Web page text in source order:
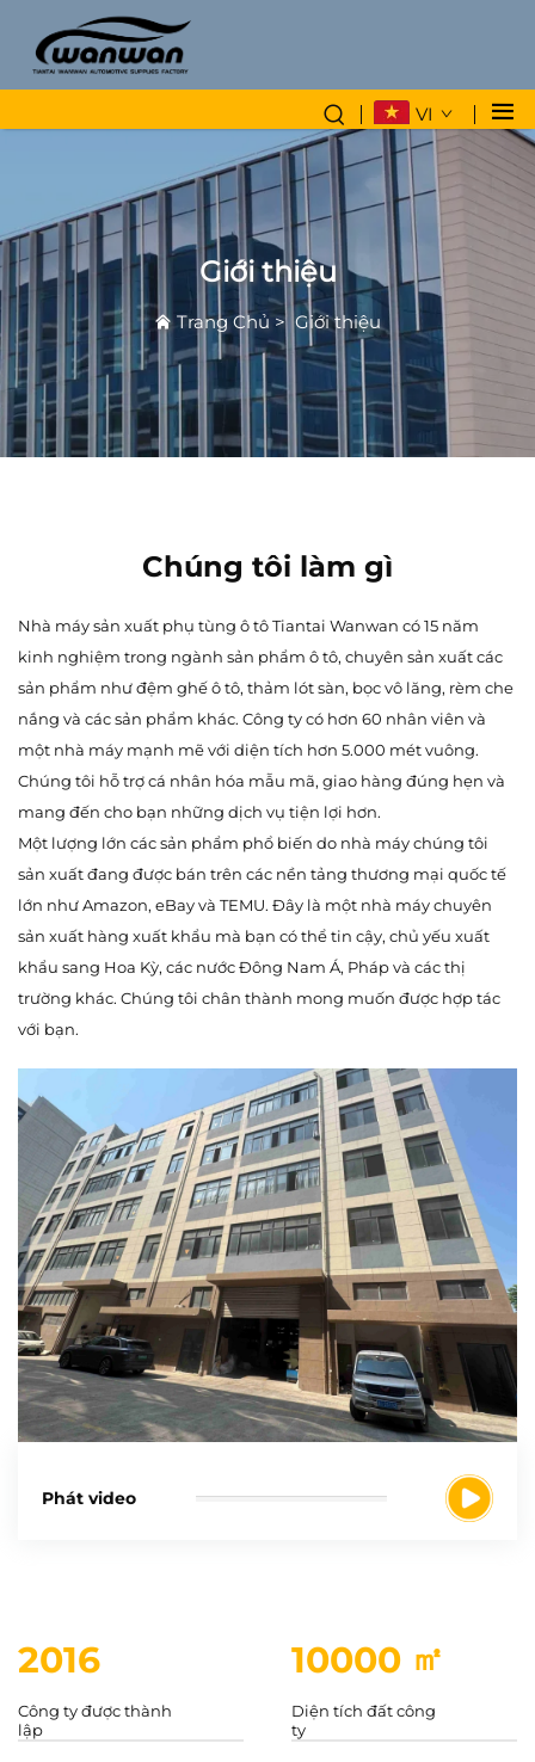
VI
Giới thiệu
Trang Chủ > Giới thiệu
Chúng tôi làm gì
Nhà máy sản xuất phụ tùng ô tô Tiantai Wanwan có 15 năm
kinh nghiệm trong ngành sản phẩm ô tô, chuyên sản xuất các
sản phẩm như đệm ghế ô tô, thảm lót sàn, bọc vô lăng, rèm che
nắng và các sản phẩm khác. Công ty có hơn 60 nhân viên và
một nhà máy mạnh mẽ với diện tích hơn 5.000 mét vuông.
Chúng tôi hỗ trợ cá nhân hóa mẫu mã, giao hàng đúng hẹn và
mang đến cho bạn những dịch vụ tiện lợi hơn.
Một lượng lớn các sản phẩm phổ biến do nhà máy chúng tôi
sản xuất đang được bán trên các nền tảng thương mại quốc tế
lớn như Amazon, eBay và TEMU. Đây là một nhà máy chuyên
sản xuất hàng xuất khẩu mà bạn có thể tin cậy, chủ yếu xuất
khẩu sang Hoa Kỳ, các nước Đông Nam Á, Pháp và các thị
trường khác. Chúng tôi chân thành mong muốn được hợp tác
với bạn.
Phát video
2016
Công ty được thành
lập
10000 ㎡
Diện tích đất công
ty